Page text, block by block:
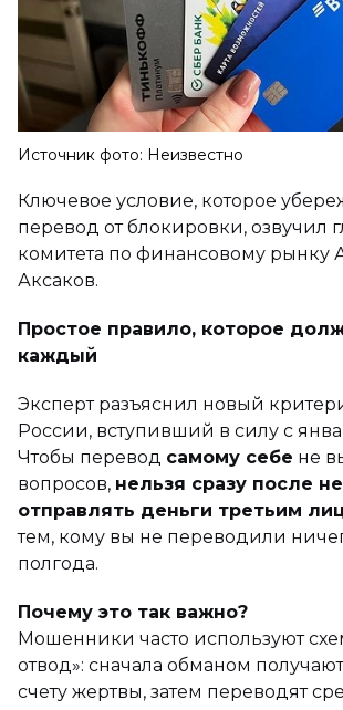
Источник фото: Неизвестно
Ключевое условие, которое
перевод от блокировки, озвучил
комитета по финансовому рынку
Аксаков.
Простое правило, которое
каждый
Эксперт разъяснил новый
России, вступивший в силу с
Чтобы перевод самому себе не
вопросов, нельзя сразу после
отправлять деньги третьим
тем, кому вы не переводили
полгода.
Почему это так важно?
Мошенники часто используют
отвод»: сначала обманом
счету жертвы, затем переводят